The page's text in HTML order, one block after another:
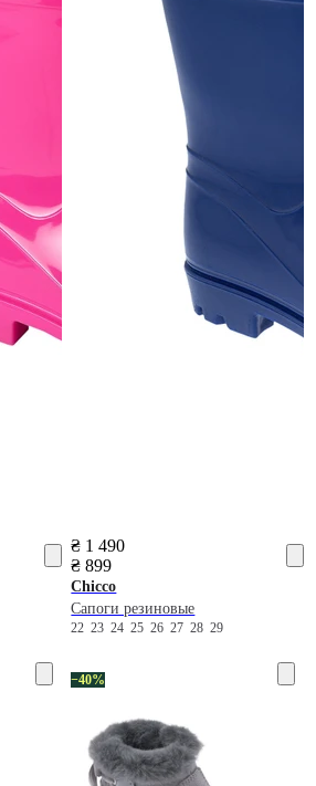
₴ 1 490
₴ 899
Chicco
Сапоги резиновые
2223242526272829
−40%